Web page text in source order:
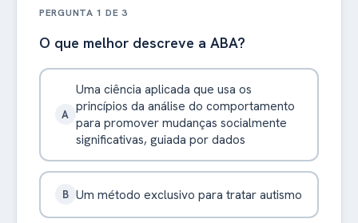
PERGUNTA 1 DE 3
O que melhor descreve a ABA?
A
Uma ciência aplicada que usa os
princípios da análise do comportamento
para promover mudanças socialmente
significativas, guiada por dados
B Um método exclusivo para tratar autismo